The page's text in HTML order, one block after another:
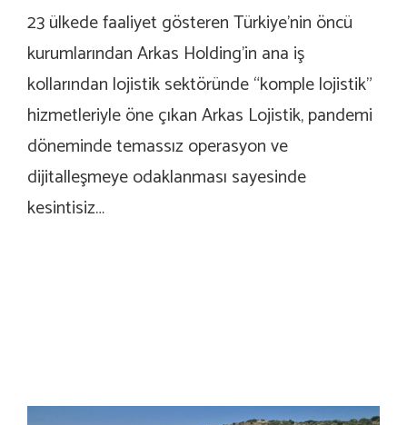
23 ülkede faaliyet gösteren Türkiye’nin öncü
kurumlarından Arkas Holding’in ana iş
kollarından lojistik sektöründe “komple lojistik”
hizmetleriyle öne çıkan Arkas Lojistik, pandemi
döneminde temassız operasyon ve
dijitalleşmeye odaklanması sayesinde
kesintisiz…